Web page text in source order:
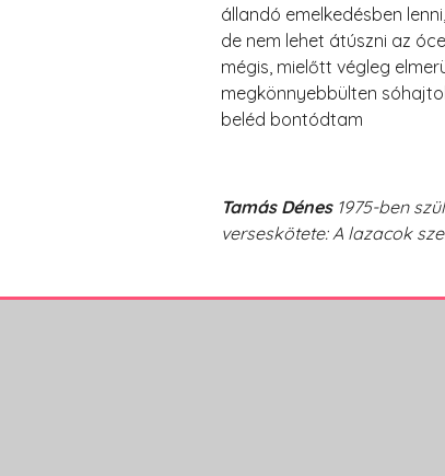
állandó emelkedésben lenni,
de nem lehet átúszni az
mégis, mielőtt végleg
megkönnyebbülten
beléd bontódtam
Tamás Dénes1975-ben
verseskötete: A lazacok